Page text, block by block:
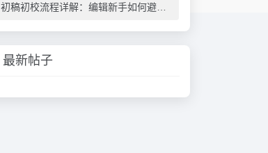
初稿初校流程详解：编辑新手如何避免常见错误（附实用AI工具推荐）
最新帖子